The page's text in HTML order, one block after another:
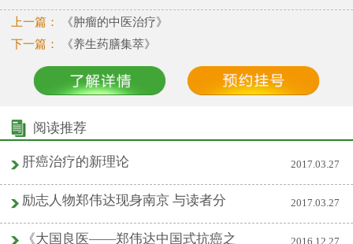
上一篇：
《肿瘤的中医治疗》
下一篇：
《养生药膳集萃》
阅读推荐
2017.03.27
肝癌治疗的新理论
2017.03.27
励志人物郑伟达现身南京 与读者分
2016.12.27
《大国良医——郑伟达中国式抗癌之